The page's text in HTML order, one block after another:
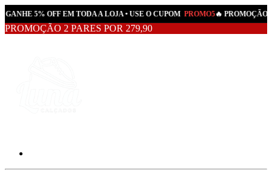
GANHE 5% OFF EM TODA A LOJA • USE O CUPOM PROMO5🔥 PROMOÇÃO
PROMOÇÃO 2 PARES POR 279,90